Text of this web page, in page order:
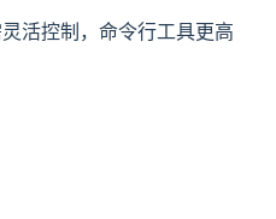
活控制，命令行工具更高